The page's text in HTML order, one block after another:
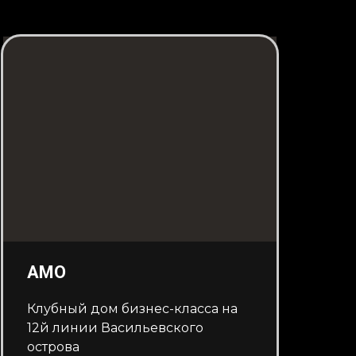
AMO
Клубный дом бизнес-класса на
12й линии Васильевского
острова